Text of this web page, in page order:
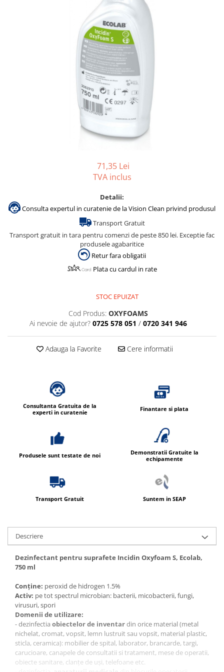
Gama de cosmetice hoteliere
Gama de cosmetice hoteliere Sense
71,35 Lei
TVA inclus
Detalii:
Consulta expertul in curatenie de la Vision Clean privind produsul
Transport Gratuit
Transport gratuit in tara pentru comenzi de peste 850 lei. Exceptie fac
produsele agabaritice
Retur fara obligatii
Plata cu cardul in rate
STOC EPUIZAT
Cod Produs: OXYFOAMS
Ai nevoie de ajutor? 0725 578 051 / 0720 341 946
Adauga la Favorite Cere informatii
Consultanta Gratuita de la
experti in curatenie
Finantare si plata
Produsele sunt testate de noi
Demonstratii Gratuite la
echipamente
Transport Gratuit Suntem in SEAP
Descriere
Dezinfectant pentru suprafete Incidin Oxyfoam S, Ecolab,
750 ml
Conţine: peroxid de hidrogen 1.5%
Activ: pe tot spectrul microbian: bacterii, micobacterii, fungi,
virusuri, spori
Domenii de utilizare:
- dezinfectia obiectelor de inventardin orice material (metal
nichelat, cromat, vopsit, lemn lustruit sau vopsit, material plastic,
sticla, ceramica): mobilier de spital, laborator, brancarde, targi,
carucioare, canapele de consultatii si tratament, mese de operatii,
obiecte sanitare, clanţe de uşi, telefoane etc.